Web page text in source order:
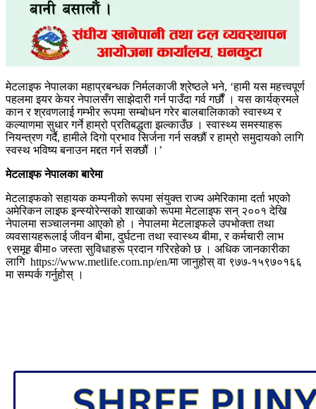
मेटलाइफ नेपालका महाप्रबन्धक निर्मलकाजी श्रेष्ठले भने, ‘हामी यस महत्त्वपूर्ण
पहलमा इयर केयर नेपालसँग साझेदारी गर्न पाउँदा गर्व गर्छौं । यस कार्यक्रमले
कान र श्रवणलाई गम्भीर रूपमा सम्बोधन गरेर बालबालिकाको स्वास्थ्य र
कल्याणमा सुधार गर्ने हाम्रो प्रतिबद्धता झल्काउँछ । स्वास्थ्य समस्याहरू
नियन्त्रण गर्दै, हामीले दिगो प्रभाव सिर्जना गर्न सक्छौं र हाम्रो समुदायको लागि
स्वस्थ भविष्य बनाउन मद्दत गर्न सक्छौं ।’
मेटलाइफ नेपालका बारेमा
मेटलाइफको सहायक कम्पनीको रूपमा संयुक्त राज्य अमेरिकामा दर्ता भएको
अमेरिकन लाइफ इन्स्योरेन्सको शाखाको रूपमा मेटलाइफ सन् २००१ देखि
नेपालमा सञ्चालनमा आएको हो । नेपालमा मेटलाइफले उपभोक्ता तथा
व्यवसायहरूलाई जीवन बीमा, दुर्घटना तथा स्वास्थ्य बीमा, र कर्मचारी लाभ
९समूह बीमा० जस्ता सुविधाहरू प्रदान गरिरहेको छ । अधिक जानकारीका
लागि https://www.metlife.com.np/en/मा जानुहोस् वा ९७७-१५९७०१६६
मा सम्पर्क गर्नुहोस् ।